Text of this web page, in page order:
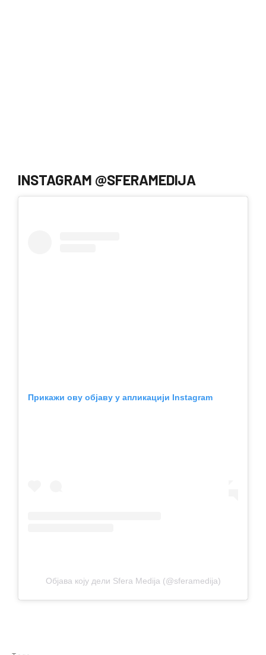
INSTAGRAM @SFERAMEDIJA
Прикажи ову објаву у апликацији Instagram
Објава коју дели Sfera Medija (@sferamedija)